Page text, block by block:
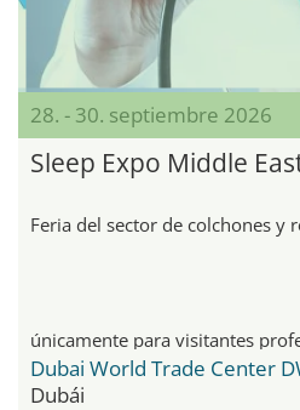
28. - 30. septiembre 2026
Sleep Expo Middle
Feria del sector de colchones y
únicamente para visitantes
Dubai World Trade Center
Dubái